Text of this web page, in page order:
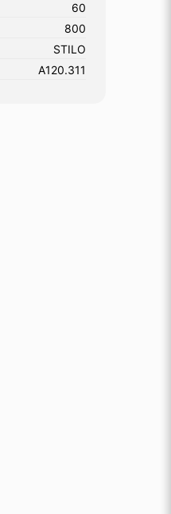
60
800
STILO
A120.311